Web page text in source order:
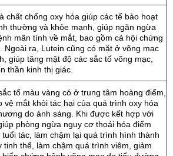
chất chống oxy hóa giúp các tế bào hoạt
thường và khỏe mạnh, giúp ngăn ngừa
mãn tính về mắt, bao gồm cả hội chứng
Ngoài ra, Lutein cũng có mặt ở võng mạc
giúp tăng mật độ các sắc tố võng mạc,
thần kinh thị giác.
tố màu vàng có ở trung tâm hoàng điểm,
vệ mắt khỏi tác hại của quá trình oxy hóa
do ánh sáng. Khi được kết hợp với
phòng ngừa nguy cơ thoái hóa điểm
tuổi tác, làm chậm lại quá trình hình thành
tinh thể, làm chậm quá trình viêm, giảm